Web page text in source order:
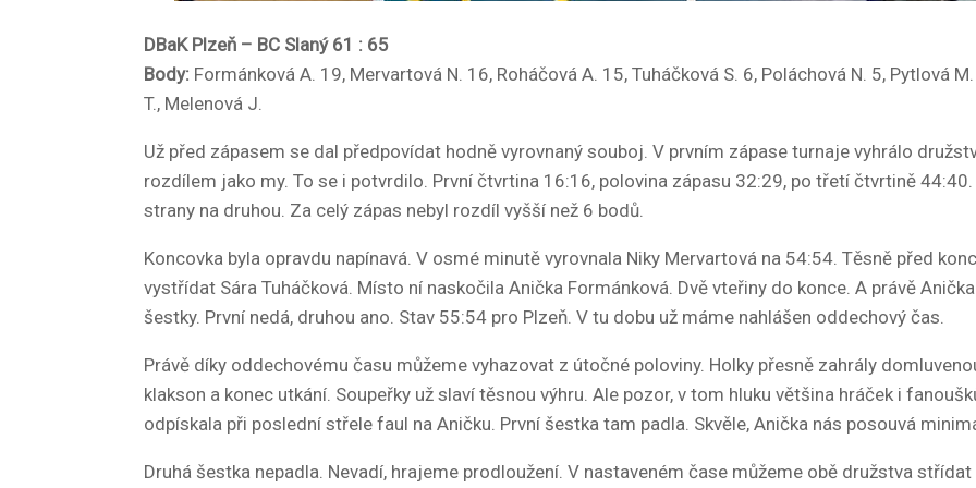
DBaK Plzeň – BC Slaný 61 : 65
Body: Formánková A. 19, Mervartová N. 16, Roháčová A. 15, Tuháčková S. 6, Poláchová N. 5, Pytlová
T., Melenová J.
Už před zápasem se dal předpovídat hodně vyrovnaný souboj. V prvním zápase turnaje vyhrálo
rozdílem jako my. To se i potvrdilo. První čtvrtina 16:16, polovina zápasu 32:29, po třetí čtvrtině
strany na druhou. Za celý zápas nebyl rozdíl vyšší než 6 bodů.
Koncovka byla opravdu napínavá. V osmé minutě vyrovnala Niky Mervartová na 54:54. Těsně před
vystřídat Sára Tuháčková. Místo ní naskočila Anička Formánková. Dvě vteřiny do konce. A právě
šestky. První nedá, druhou ano. Stav 55:54 pro Plzeň. V tu dobu už máme nahlášen oddechový čas.
Právě díky oddechovému času můžeme vyhazovat z útočné poloviny. Holky přesně zahrály
klakson a konec utkání. Soupeřky už slaví těsnou výhru. Ale pozor, v tom hluku většina hráček i
odpískala při poslední střele faul na Aničku. První šestka tam padla. Skvěle, Anička nás posouvá
Druhá šestka nepadla. Nevadí, hrajeme prodloužení. V nastaveném čase můžeme obě družstva